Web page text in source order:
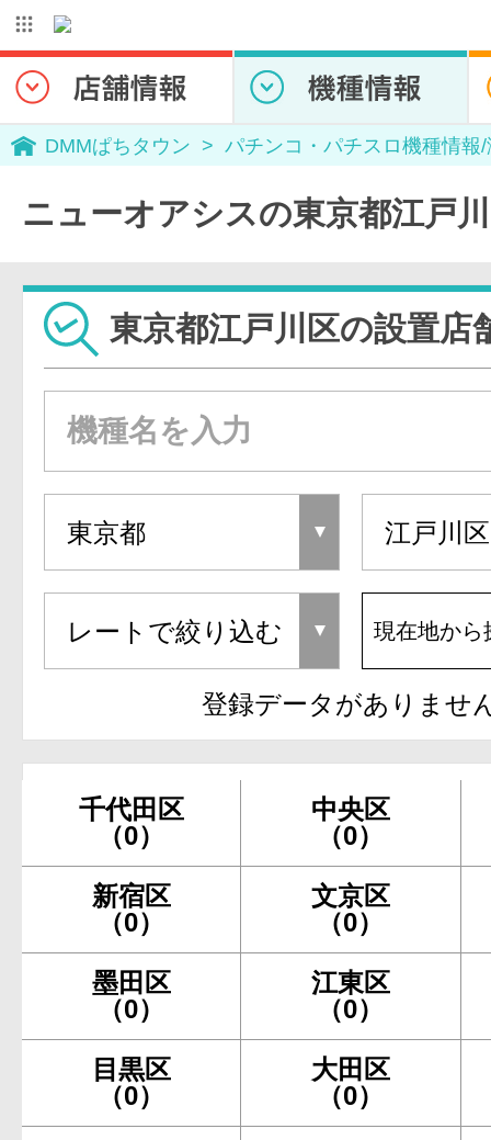
DMMぱちタウン パチンコ・パチスロ機種情報
ニューオアシスの東京都江戸
東京都江戸川区の設置店
現在地から
登録データがありませ
千代田区
（0）
中央区
（0）
新宿区
（0）
文京区
（0）
墨田区
（0）
江東区
（0）
目黒区
（0）
大田区
（0）